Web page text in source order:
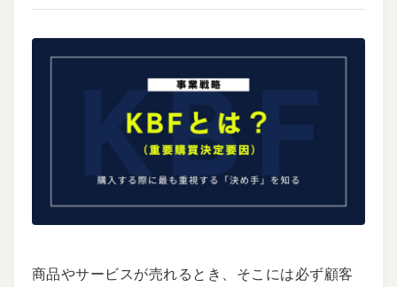
商品やサービスが売れるとき、そこには必ず顧客